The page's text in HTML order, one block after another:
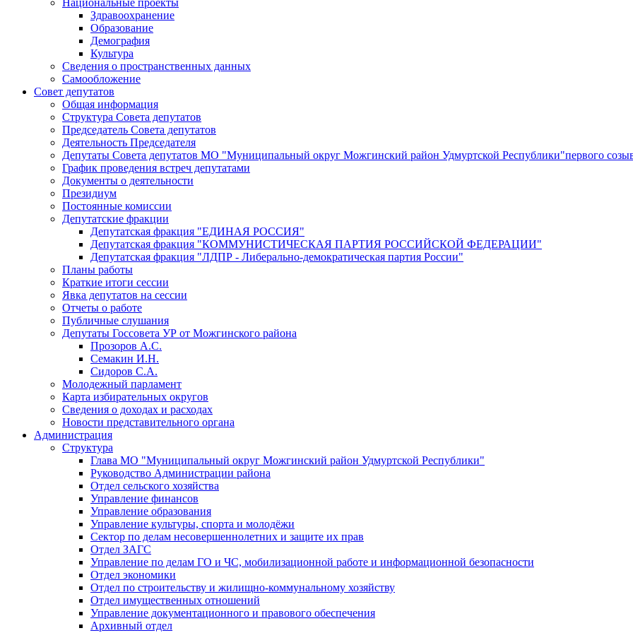
Здравоохранение
Образование
Демография
Культура
Сведения о пространственных данных
Самообложение
Совет депутатов
Общая информация
Структура Совета депутатов
Председатель Совета депутатов
Деятельность Председателя
Депутаты Совета депутатов МО "Муниципальный округ Можгинский район Удмуртской Республики"первого
График проведения встреч депутатами
Документы о деятельности
Президиум
Постоянные комиссии
Депутатские фракции
Депутатская фракция "ЕДИНАЯ РОССИЯ"
Депутатская фракция "КОММУНИСТИЧЕСКАЯ ПАРТИЯ РОССИЙСКОЙ ФЕДЕРАЦИИ"
Депутатская фракция "ЛДПР - Либерально-демократическая партия России"
Планы работы
Краткие итоги сессии
Явка депутатов на сессии
Отчеты о работе
Публичные слушания
Депутаты Госсовета УР от Можгинского района
Прозоров А.С.
Семакин И.Н.
Сидоров С.А.
Молодежный парламент
Карта избирательных округов
Сведения о доходах и расходах
Новости представительного органа
Администрация
Структура
Глава МО "Муниципальный округ Можгинский район Удмуртской Республики"
Руководство Администрации района
Отдел сельского хозяйства
Управление финансов
Управление образования
Управление культуры, спорта и молодёжи
Сектор по делам несовершеннолетних и защите их прав
Отдел ЗАГС
Управление по делам ГО и ЧС, мобилизационной работе и информационной безопасности
Отдел экономики
Отдел по строительству и жилищно-коммунальному хозяйству
Отдел имущественных отношений
Управление документационного и правового обеспечения
Архивный отдел